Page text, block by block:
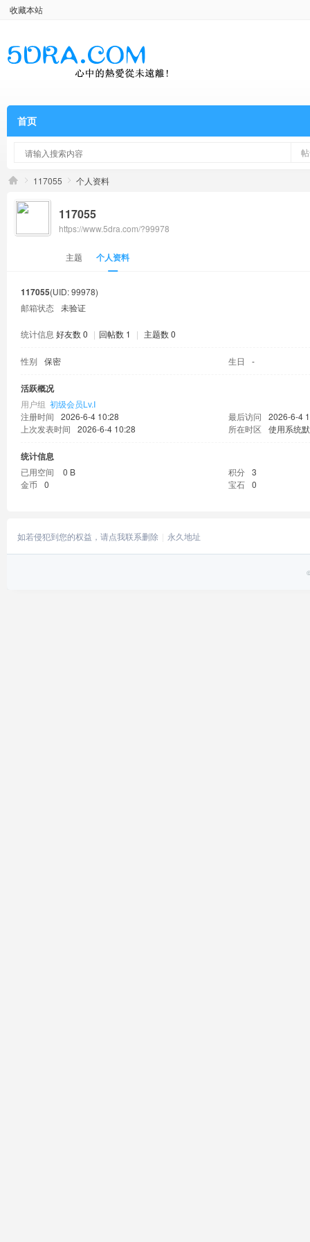
收藏本站
首页
117055 个人资料
117055
https://www.5dra.com/?99978
主题 个人资料
117055(UID: 99978)
邮箱状态 未验证
统计信息 好友数 0 | 回帖数 1 | 主题数 0
性别 保密 生日 -
活跃概况
用户组 初级会员Lv.Ⅰ
注册时间
2026-6-4 10:28 最后访问
2026-6-4
上次发表时间
2026-6-4 10:28 所在时区 使用系统
统计信息
已用空间 0 B 积分 3
金币
0 宝石 0
如若侵犯到您的权益，请点我联系删除 永久地址